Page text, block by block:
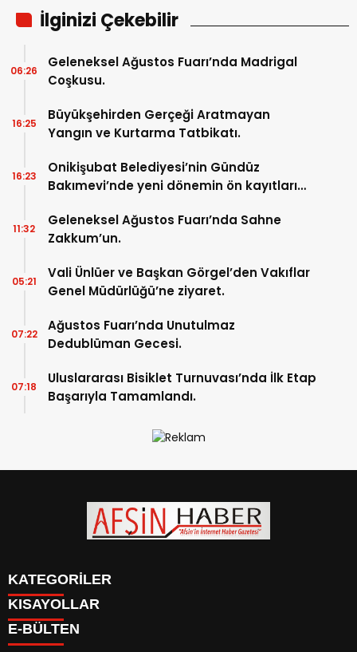
İlginizi Çekebilir
Geleneksel Ağustos Fuarı’nda Madrigal
Coşkusu.
06:26
Büyükşehirden Gerçeği Aratmayan
Yangın ve Kurtarma Tatbikatı.
16:25
Onikişubat Belediyesi’nin Gündüz
Bakımevi’nde yeni dönemin ön kayıtları
16:23
Geleneksel Ağustos Fuarı’nda Sahne
Zakkum’un.
11:32
Vali Ünlüer ve Başkan Görgel’den Vakıflar
Genel Müdürlüğü’ne ziyaret.
05:21
Ağustos Fuarı’nda Unutulmaz
Dedublüman Gecesi.
07:22
Uluslararası Bisiklet Turnuvası’nda İlk Etap
Başarıyla Tamamlandı.
07:18
KATEGORİLER
SİYASET
EĞİTİM
KISAYOLLAR
SİYASET
E-BÜLTEN